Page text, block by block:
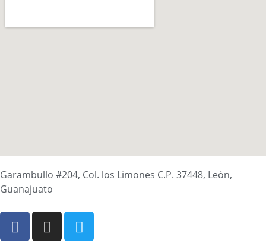
Garambullo #204, Col. los Limones C.P. 37448, León,
Guanajuato